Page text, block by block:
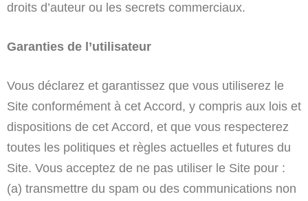
droits d’auteur ou les secrets commerciaux.
Garanties de l’utilisateur
Vous déclarez et garantissez que vous utiliserez le
Site conformément à cet Accord, y compris aux lois et
dispositions de cet Accord, et que vous respecterez
toutes les politiques et règles actuelles et futures du
Site. Vous acceptez de ne pas utiliser le Site pour :
(a) transmettre du spam ou des communications non